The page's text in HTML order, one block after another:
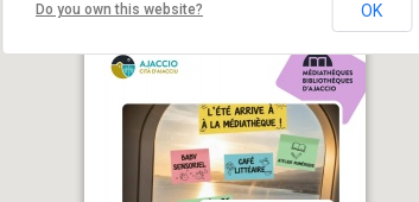
Exposition numérique 48H BD -
Do you own this website? OK